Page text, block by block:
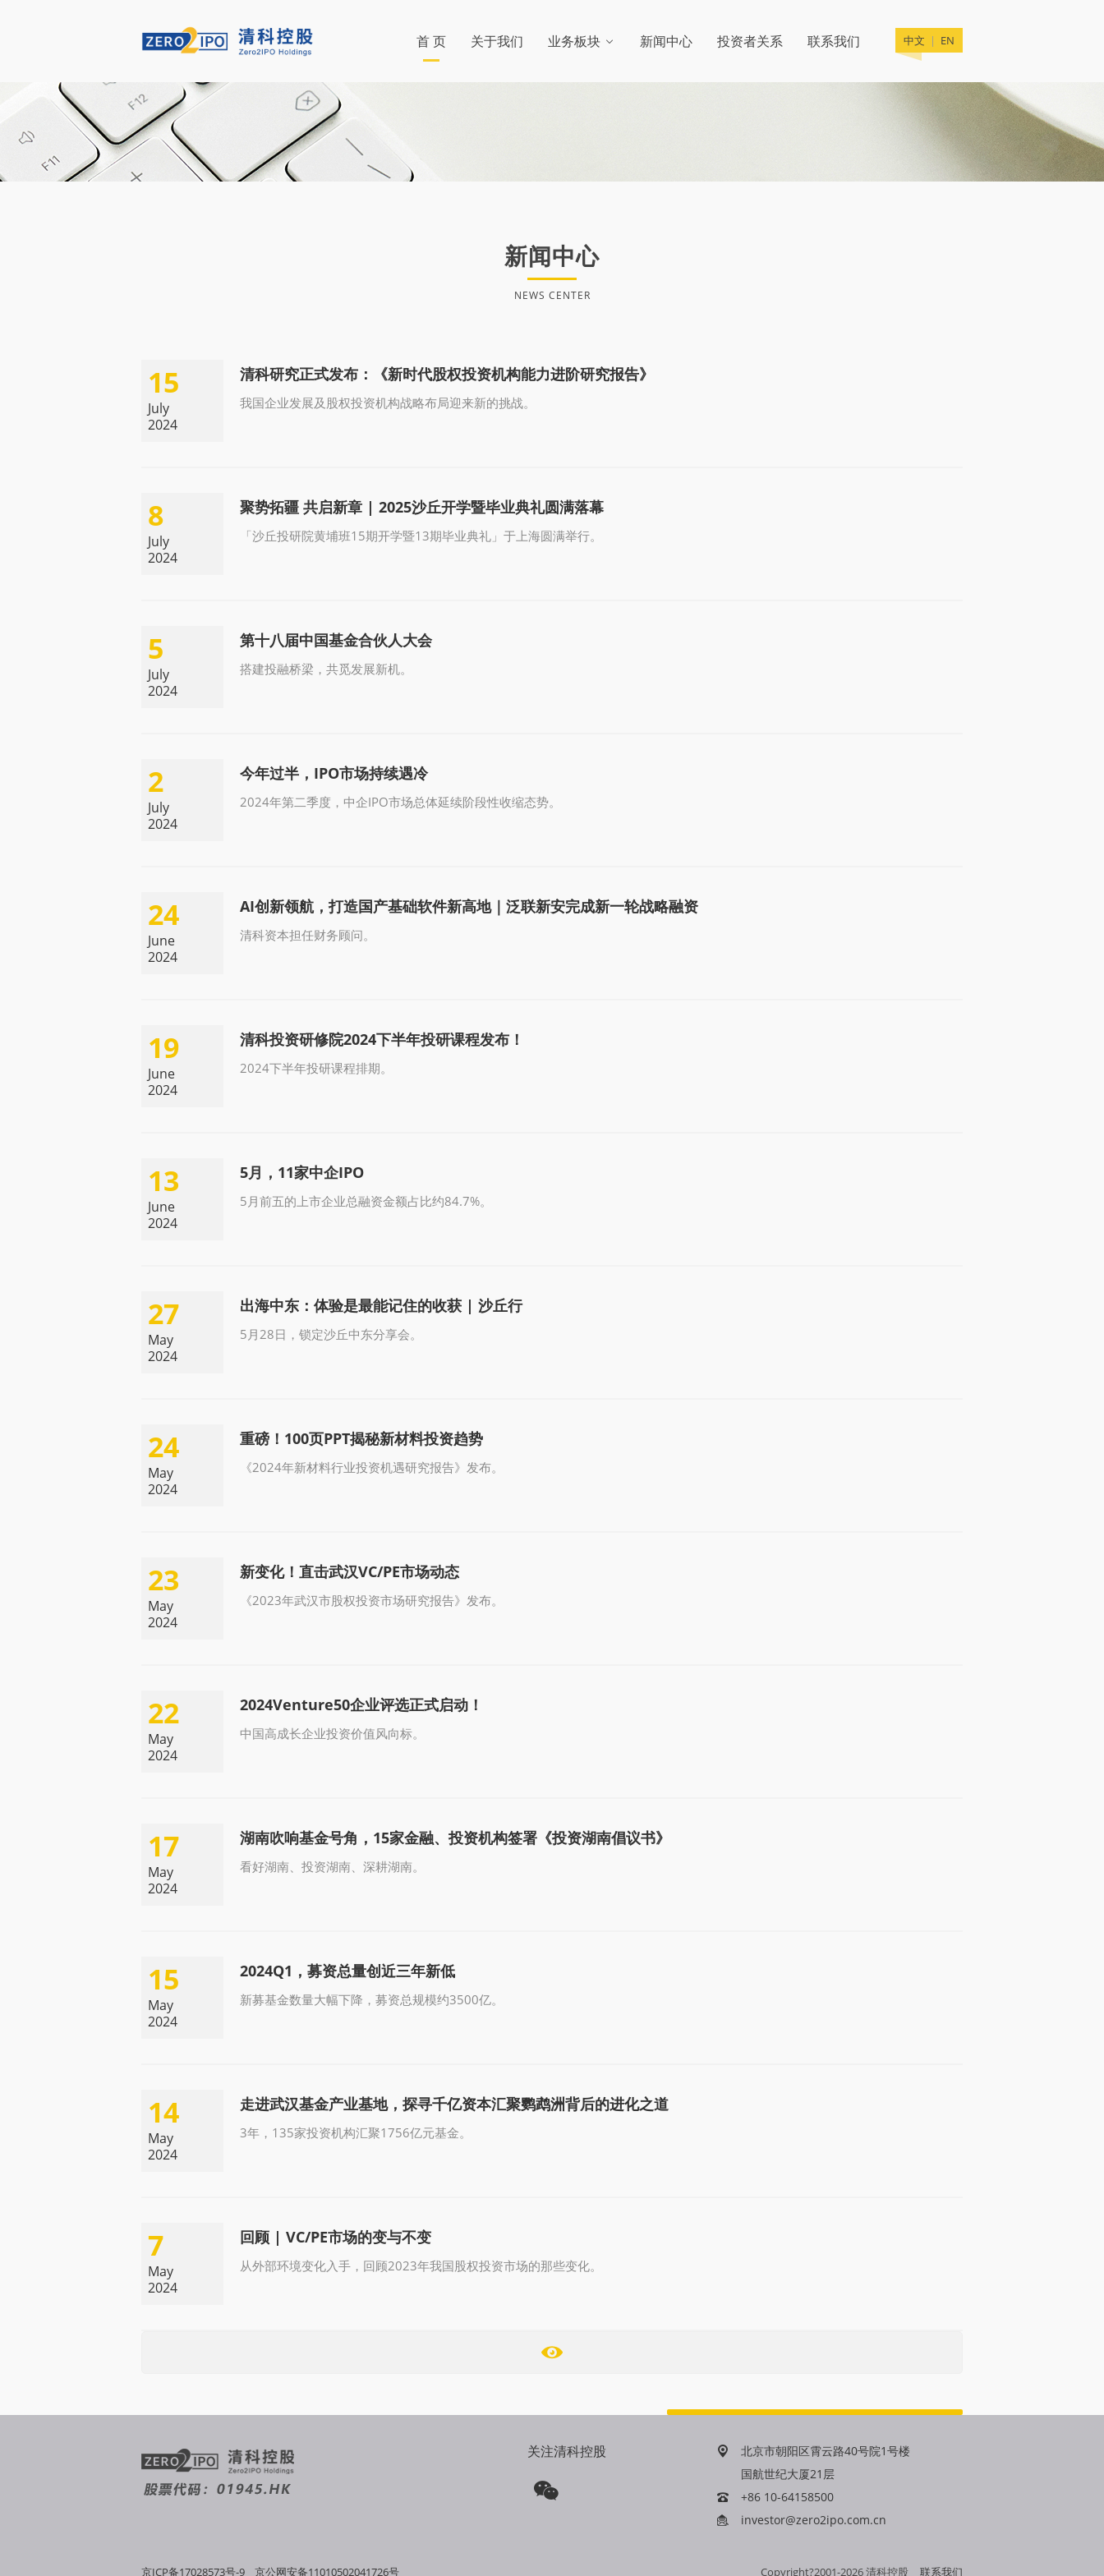
首 页 关于我们 业务板块 新闻中心 投资者关系 联系我们 中文 EN
新闻中心
NEWS CENTER
15
July
2024
清科研究正式发布：《新时代股权投资机构能力进阶研究报告》
我国企业发展及股权投资机构战略布局迎来新的挑战。
8
July
2024
聚势拓疆 共启新章 | 2025沙丘开学暨毕业典礼圆满落幕
「沙丘投研院黄埔班15期开学暨13期毕业典礼」于上海圆满举行。
5
July
2024
第十八届中国基金合伙人大会
搭建投融桥梁，共觅发展新机。
2
July
2024
今年过半，IPO市场持续遇冷
2024年第二季度，中企IPO市场总体延续阶段性收缩态势。
24
June
2024
AI创新领航，打造国产基础软件新高地｜泛联新安完成新一轮战略融资
清科资本担任财务顾问。
19
June
2024
清科投资研修院2024下半年投研课程发布！
2024下半年投研课程排期。
13
June
2024
5月，11家中企IPO
5月前五的上市企业总融资金额占比约84.7%。
27
May
2024
出海中东：体验是最能记住的收获 | 沙丘行
5月28日，锁定沙丘中东分享会。
24
May
2024
重磅！100页PPT揭秘新材料投资趋势
《2024年新材料行业投资机遇研究报告》发布。
23
May
2024
新变化！直击武汉VC/PE市场动态
《2023年武汉市股权投资市场研究报告》发布。
22
May
2024
2024Venture50企业评选正式启动！
中国高成长企业投资价值风向标。
17
May
2024
湖南吹响基金号角，15家金融、投资机构签署《投资湖南倡议书》
看好湖南、投资湖南、深耕湖南。
15
May
2024
2024Q1，募资总量创近三年新低
新募基金数量大幅下降，募资总规模约3500亿。
14
May
2024
走进武汉基金产业基地，探寻千亿资本汇聚鹦鹉洲背后的进化之道
3年，135家投资机构汇聚1756亿元基金。
7
May
2024
回顾 | VC/PE市场的变与不变
从外部环境变化入手，回顾2023年我国股权投资市场的那些变化。
关注清科控股
北京市朝阳区霄云路40号院1号楼
国航世纪大厦21层
+86 10-64158500
investor@zero2ipo.com.cn
Copyright?2001-2026清科控股 联系我们
京ICP备17028573号-9 京公网安备11010502041726号